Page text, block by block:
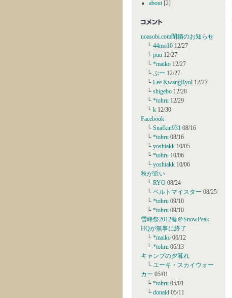
about[2]
noasobi.com閉鎖のお知らせ
└ 44mo10 12/27
└ puu 12/27
└ *maiko 12/27
└ ぷー 12/27
└ Lee KwangRyol 12/27
└ shigebo 12/28
└ *tohru 12/29
└ k 12/30
Facebook
└ Snafkin931 08/16
└ *tohru 08/16
└ yoshiakk 10/05
└ *tohru 10/06
└ yoshiakk 10/06
秋が近い
└ RYO 08/24
└ ベルトマイスター 08/25
└ *tohru 09/10
└ *tohru 09/10
雪峰祭2012春＠SnowPeak
HQが無事に終了
└ *maiko 06/12
└ *tohru 06/13
キャンプの夕暮れ
└ ユーキ・スカイウォー
カー 05/01
└ *tohru 05/01
└ donald 05/11